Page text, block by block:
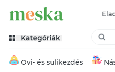
Kategóriák
Ovi- és sulikezdés